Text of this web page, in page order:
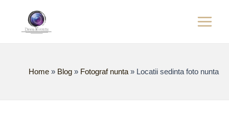
Menu
Home » Blog » Fotograf nunta » Locatii sedinta foto nunta